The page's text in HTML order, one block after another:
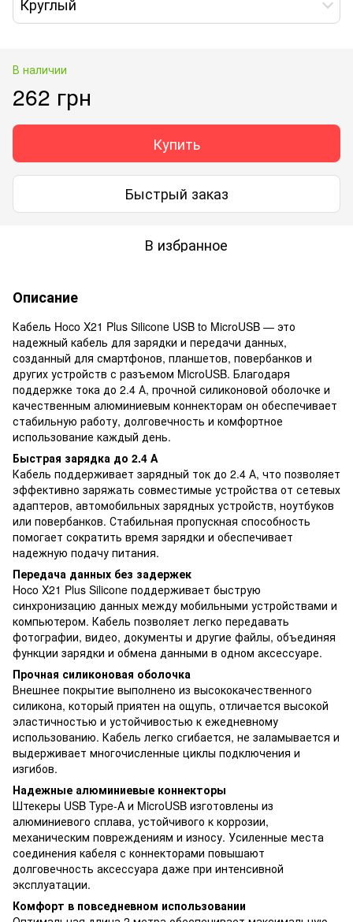
В наличии
262 грн
Купить
Быстрый заказ
В избранное
Описание
Кабель Hoco X21 Plus Silicone USB to MicroUSB — это
надежный кабель для зарядки и передачи данных,
созданный для смартфонов, планшетов, повербанков и
других устройств с разъемом MicroUSB. Благодаря
поддержке тока до 2.4 А, прочной силиконовой оболочке и
качественным алюминиевым коннекторам он обеспечивает
стабильную работу, долговечность и комфортное
использование каждый день.
Быстрая зарядка до 2.4 А
Кабель поддерживает зарядный ток до 2.4 А, что позволяет
эффективно заряжать совместимые устройства от сетевых
адаптеров, автомобильных зарядных устройств, ноутбуков
или повербанков. Стабильная пропускная способность
помогает сократить время зарядки и обеспечивает
надежную подачу питания.
Передача данных без задержек
Hoco X21 Plus Silicone поддерживает быструю
синхронизацию данных между мобильными устройствами и
компьютером. Кабель позволяет легко передавать
фотографии, видео, документы и другие файлы, объединяя
функции зарядки и обмена данными в одном аксессуаре.
Прочная силиконовая оболочка
Внешнее покрытие выполнено из высококачественного
силикона, который приятен на ощупь, отличается высокой
эластичностью и устойчивостью к ежедневному
использованию. Кабель легко сгибается, не заламывается и
выдерживает многочисленные циклы подключения и
изгибов.
Надежные алюминиевые коннекторы
Штекеры USB Type-A и MicroUSB изготовлены из
алюминиевого сплава, устойчивого к коррозии,
механическим повреждениям и износу. Усиленные места
соединения кабеля с коннекторами повышают
долговечность аксессуара даже при интенсивной
эксплуатации.
Комфорт в повседневном использовании